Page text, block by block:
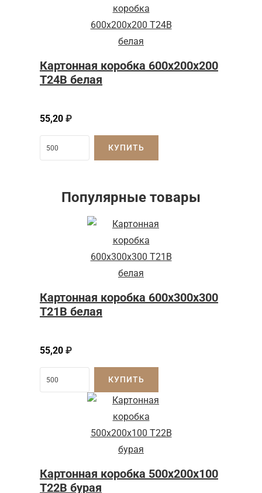
Картонная коробка 600x200x200
Т24B белая
55,20 ₽
КУПИТЬ
Популярные товары
Картонная коробка 600x300x300
Т21B белая
55,20 ₽
КУПИТЬ
Картонная коробка 500x200x100
Т22B бурая